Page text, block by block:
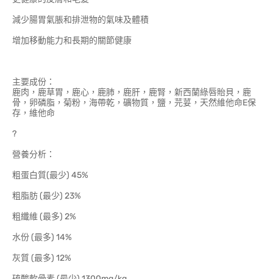
減少腸胃氣脹和排泄物的氣味及體積
增加移動能力和長期的關節健康
主要成份：
鹿肉，鹿草胃，鹿心，鹿肺，鹿肝，鹿腎，新西蘭綠唇貽貝，鹿
骨，卵磷脂，菊粉，海帶乾，礦物質，鹽，芫荽，天然維他命E保
存，維他命
?
營養分析：
粗蛋白質(最少) 45%
粗脂肪 (最少) 23%
粗纖維 (最多) 2%
水份 (最多) 14%
灰質 (最多) 12%